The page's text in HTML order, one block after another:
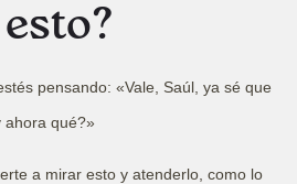
pensando: «Vale, Saúl, ya sé que
qué?»
a mirar esto y atenderlo, como lo